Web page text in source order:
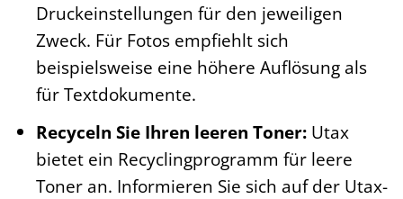
Druckeinstellungen für den jeweiligen
Zweck. Für Fotos empfiehlt sich
beispielsweise eine höhere Auflösung als
für Textdokumente.
Recyceln Sie Ihren leeren Toner:Utax
bietet ein Recyclingprogramm für leere
Toner an. Informieren Sie sich auf der Utax-